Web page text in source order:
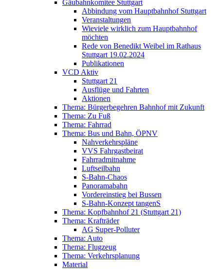
Gäubahnkomitee Stuttgart
Abbindung vom Hauptbahnhof Stuttgart
Veranstaltungen
Wieviele wirklich zum Hauptbahnhof
möchten
Rede von Benedikt Weibel im Rathaus
Stuttgart 19.02.2024
Publikationen
VCD Aktiv
Stuttgart 21
Ausflüge und Fahrten
Aktionen
Thema: Bürgerbegehren Bahnhof mit Zukunft
Thema: Zu Fuß
Thema: Fahrrad
Thema: Bus und Bahn, ÖPNV
Nahverkehrspläne
VVS Fahrgastbeirat
Fahrradmitnahme
Luftseilbahn
S-Bahn-Chaos
Panoramabahn
Vordereinstieg bei Bussen
S-Bahn-Konzept tangenS
Thema: Kopfbahnhof 21 (Stuttgart 21)
Thema: Krafträder
AG Super-Polluter
Thema: Auto
Thema: Flugzeug
Thema: Verkehrsplanung
Material